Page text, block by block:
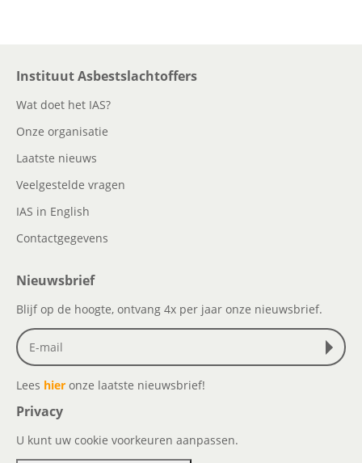
Instituut Asbestslachtoffers
Wat doet het IAS?
Onze organisatie
Laatste nieuws
Veelgestelde vragen
IAS in English
Contactgegevens
Nieuwsbrief
Blijf op de hoogte, ontvang 4x per jaar onze nieuwsbrief.
Lees hier onze laatste nieuwsbrief!
Privacy
U kunt uw cookie voorkeuren aanpassen.